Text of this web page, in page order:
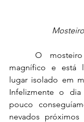
	O mosteiro é simplesmente
magnífico e está
lugar isolado em
Infelizmente o
pouco
nevados